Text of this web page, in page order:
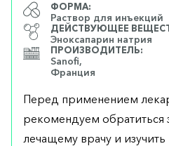
ФОРМА:
Раствор для инъекций
ДЕЙСТВУЮЩЕЕ
Эноксапарин натрия
ПРОИЗВОДИТЕЛЬ:
Sanofi,
Франция
Перед применением
рекомендуем обратиться
лечащему врачу и